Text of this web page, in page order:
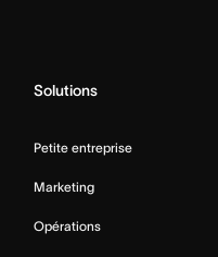
Solutions
Petite entreprise
Marketing
Opérations